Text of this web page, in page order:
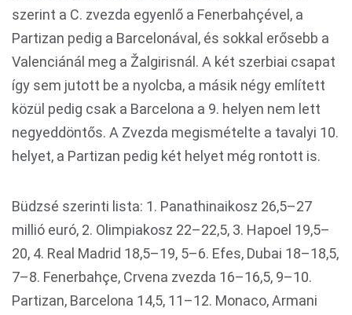
szerint a C. zvezda egyenlő a Fenerbahçével, a
Partizan pedig a Barcelonával, és sokkal erősebb a
Valenciánál meg a Žalgirisnál. A két szerbiai csapat
így sem jutott be a nyolcba, a másik négy említett
közül pedig csak a Barcelona a 9. helyen nem lett
negyeddöntős. A Zvezda megismételte a tavalyi 10.
helyet, a Partizan pedig két helyet még rontott is.
Büdzsé szerinti lista: 1. Panathinaikosz 26,5–27
millió euró, 2. Olimpiakosz 22–22,5, 3. Hapoel 19,5–
20, 4. Real Madrid 18,5–19, 5–6. Efes, Dubai 18–18,5,
7–8. Fenerbahçe, Crvena zvezda 16–16,5, 9–10.
Partizan, Barcelona 14,5, 11–12. Monaco, Armani